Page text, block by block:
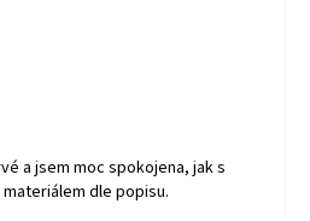
a jsem moc spokojena, jak s
dle popisu.